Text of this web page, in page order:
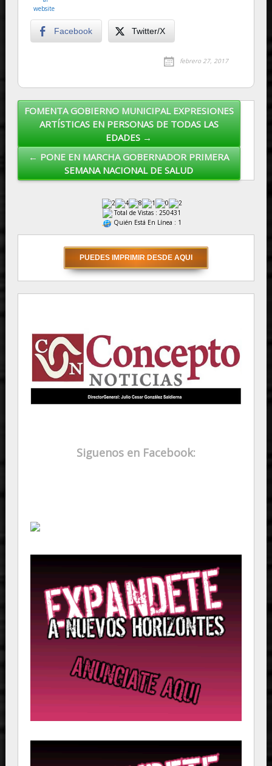
Facebook Twitter/X
febrero 27, 2017
Post navigation
FOMENTA GOBIERNO MUNICIPAL EXPRESIONES
ARTÍSTICAS EN PERSONAS DE TODAS LAS
EDADES →
← PONE EN MARCHA GOBERNADOR PRIMERA
SEMANA NACIONAL DE SALUD
Total de Vistas : 250431
Quién Está En Línea : 1
Siguenos en Facebook: